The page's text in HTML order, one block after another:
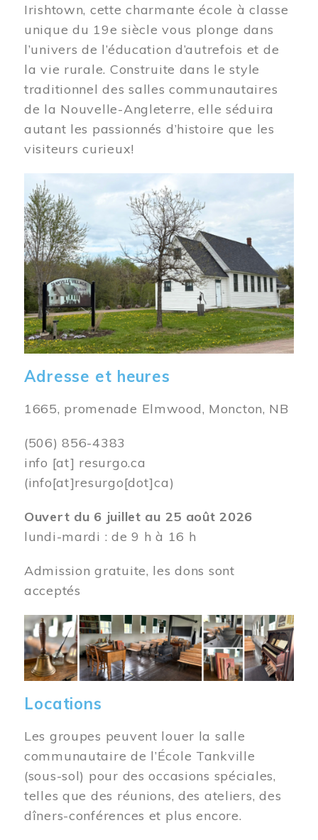
Irishtown, cette charmante école à classe
unique du 19e siècle vous plonge dans
l’univers de l’éducation d’autrefois et de
la vie rurale. Construite dans le style
traditionnel des salles communautaires
de la Nouvelle-Angleterre, elle séduira
autant les passionnés d’histoire que les
visiteurs curieux!
Image
Adresse et heures
1665, promenade Elmwood, Moncton, NB
(506) 856-4383
info [at] resurgo.ca
(info[at]resurgo[dot]ca)
Ouvert du 6 juillet au 25 août 2026
lundi-mardi : de 9 h à 16 h
Admission gratuite, les dons sont
acceptés
Image
Locations
Les groupes peuvent louer la salle
communautaire de l’École Tankville
(sous-sol) pour des occasions spéciales,
telles que des réunions, des ateliers, des
dîners-conférences et plus encore.